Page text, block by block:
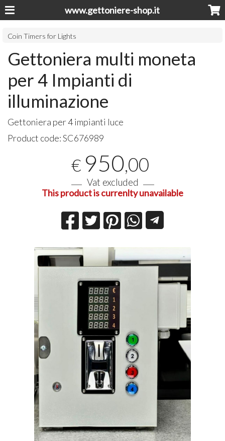
www.gettoniere-shop.it
Coin Timers for Lights
Gettoniera multi moneta
per 4 Impianti di
illuminazione
Gettoniera per 4 impianti luce
Product code:SC676989
€ 950,00
Vat excluded
This product is currenlty unavailable